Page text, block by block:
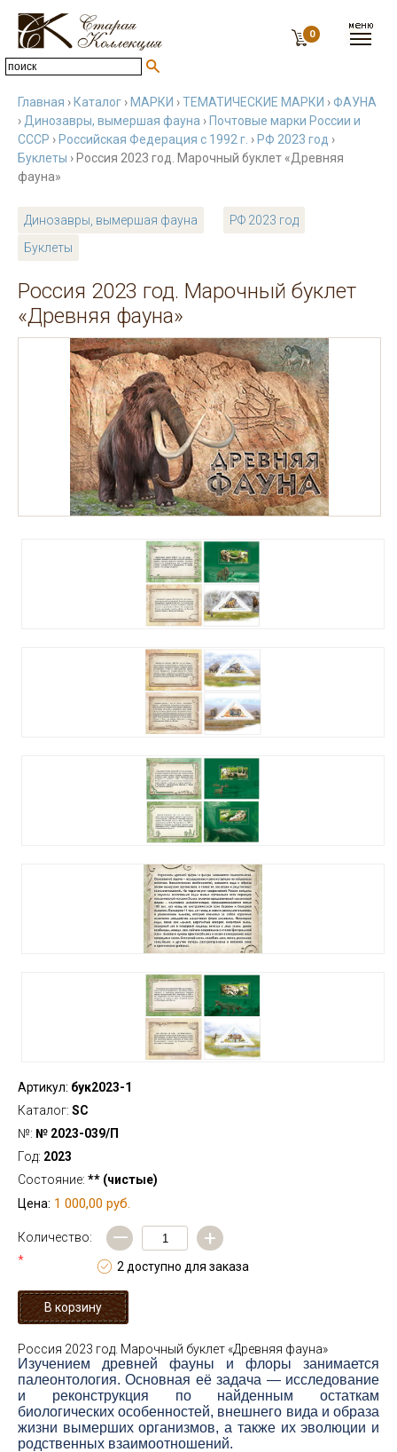
0
Главная › Каталог › МАРКИ ›ТЕМАТИЧЕСКИЕ МАРКИ ›ФАУНА
› Динозавры, вымершая фауна › Почтовые марки России и
СССР › Российская Федерация с 1992 г. › РФ 2023 год ›
Буклеты › Россия 2023 год. Марочный буклет «Древняя
фауна»
Динозавры, вымершая фауна
РФ 2023 год
Буклеты
Россия 2023 год. Марочный буклет
«Древняя фауна»
Артикул: бук2023-1
Каталог: SC
№: № 2023-039/П
Год: 2023
Состояние: ** (чистые)
Цена: 1 000,00 руб.
Количество:
*
— +
2 доступно для заказа
Россия 2023 год. Марочный буклет «Древняя фауна»
Изучением древней фауны и флоры занимается
палеонтология. Основная её задача — исследование
и реконструкция по найденным остаткам
биологических особенностей, внешнего вида и образа
жизни вымерших организмов, а также их эволюции и
родственных взаимоотношений.